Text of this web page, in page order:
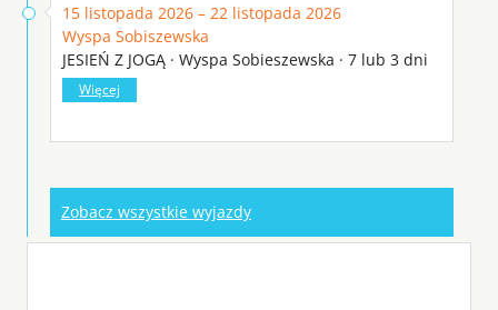
15 listopada 2026 – 22 listopada 2026
Wyspa Sobiszewska
JESIEŃ Z JOGĄ · Wyspa Sobieszewska · 7 lub 3 dni
Więcej
Zobacz wszystkie wyjazdy